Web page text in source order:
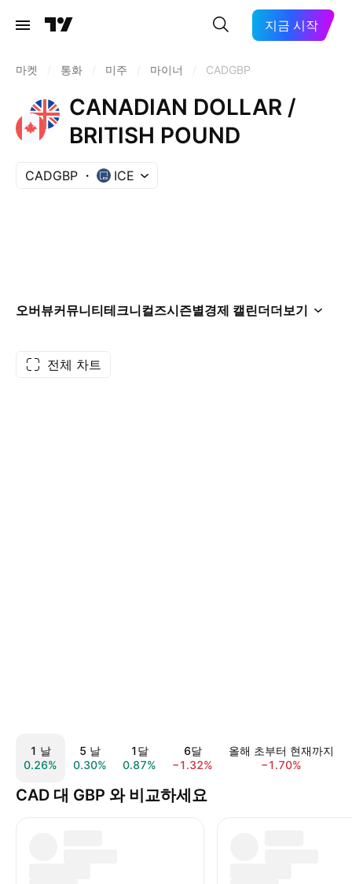
지금 시작
마켓 통화 미주 마이너 CADGBP
CANADIAN DOLLAR /
BRITISH POUND
CADGBP ICE
오버뷰커뮤니티테크니컬즈시즌별경제 캘린더더보기
전체 차트
1 날
0.26%
5 날
0.30%
1달
0.87%
6달
−1.32%
올해 초부터 현재까지
−1.70%
CAD 대 GBP 와 비교하세요